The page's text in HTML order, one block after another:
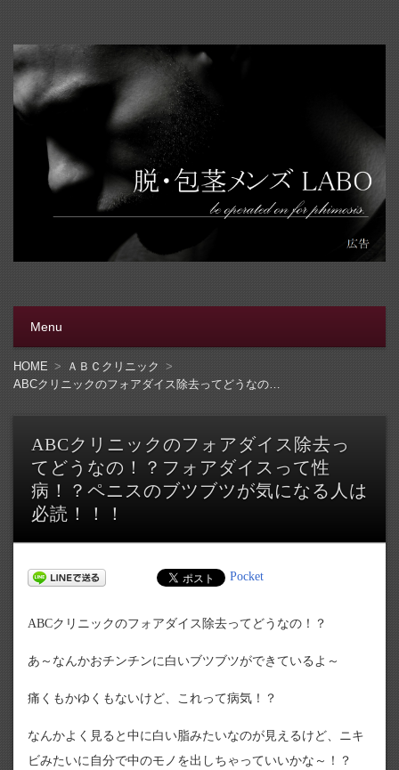
Menu
コンテンツへ移動
HOME
ＡＢＣクリニック
ABCクリニックのフォアダイス除去っ
てどうなの！？フォアダイスって性
病！？ペニスのブツブツが気になる人は
必読！！！
Pocket
ABCクリニックのフォアダイス除去ってどうなの！？
あ～なんかおチンチンに白いブツブツができているよ～
痛くもかゆくもないけど、これって病気！？
なんかよく見ると中に白い脂みたいなのが見えるけど、ニキ
ビみたいに自分で中のモノを出しちゃっていいかな～！？